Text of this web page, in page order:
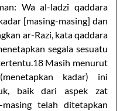
Wa al-ladzî qaddara
[masing-masing] dan
ar-Razi, kata qaddara
segala sesuatu
Masih menurut
kadar) ini
baik dari aspek zat
telah ditetapkan